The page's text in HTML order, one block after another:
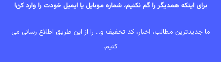
برای اینکه همدیگر را گم نکنیم، شماره موبایل یا ایمیل خودت را وارد کن!
ما جدیدترین مطالب، اخبار، کد تخفیف و... را از این طریق اطلاع رسانی می
کنیم.